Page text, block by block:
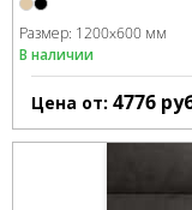
Размер: 1200x600 мм
В наличии
Цена от: 4776